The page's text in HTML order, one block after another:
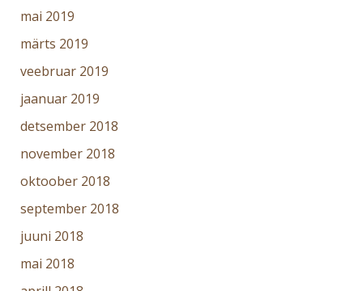
mai 2019
märts 2019
veebruar 2019
jaanuar 2019
detsember 2018
november 2018
oktoober 2018
september 2018
juuni 2018
mai 2018
aprill 2018